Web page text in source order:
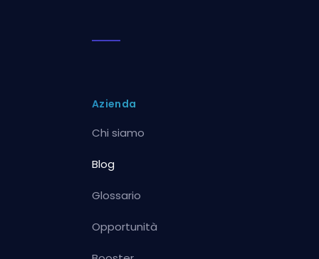
Azienda
Chi siamo
Blog
Glossario
Opportunità